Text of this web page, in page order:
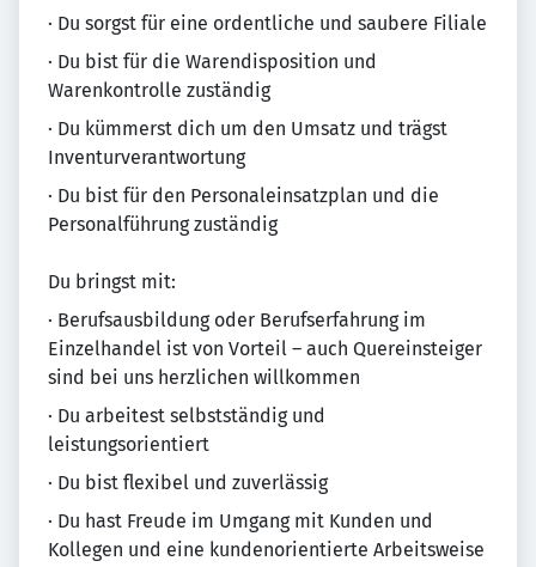
· Du sorgst für eine ordentliche und saubere Filiale
· Du bist für die Warendisposition und
Warenkontrolle zuständig
· Du kümmerst dich um den Umsatz und trägst
Inventurverantwortung
· Du bist für den Personaleinsatzplan und die
Personalführung zuständig
Du bringst mit:
· Berufsausbildung oder Berufserfahrung im
Einzelhandel ist von Vorteil – auch Quereinsteiger
sind bei uns herzlichen willkommen
· Du arbeitest selbstständig und
leistungsorientiert
· Du bist flexibel und zuverlässig
· Du hast Freude im Umgang mit Kunden und
Kollegen und eine kundenorientierte Arbeitsweise